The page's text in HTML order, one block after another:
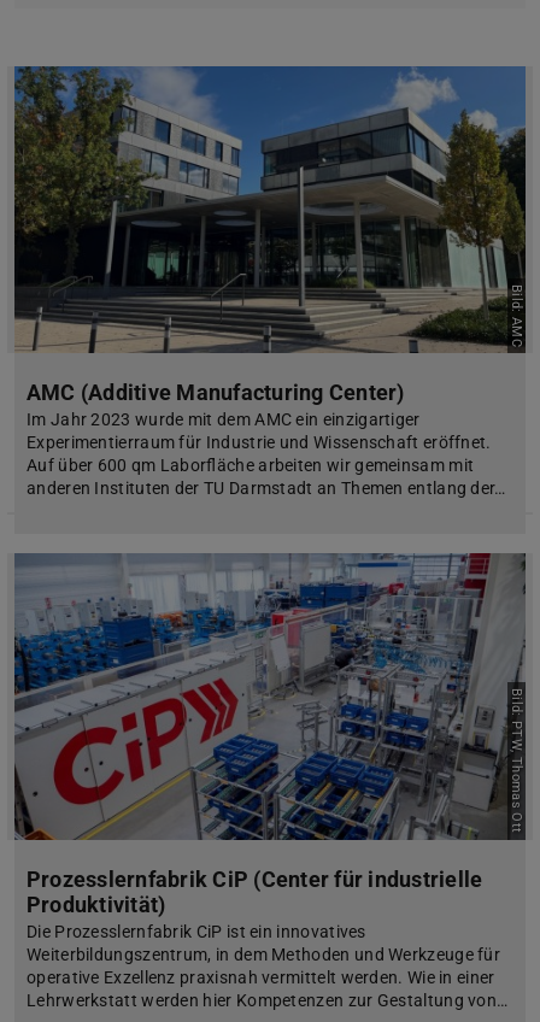
Bild: AMC
AMC (Additive Manufacturing Center)
Im Jahr 2023 wurde mit dem AMC ein einzigartiger
Experimentierraum für Industrie und Wissenschaft eröffnet.
Auf über 600 qm Laborfläche arbeiten wir gemeinsam mit
anderen Instituten der TU Darmstadt an Themen entlang der…
Bild: PTW, Thomas Ott
Prozesslernfabrik CiP (Center für industrielle
Produktivität)
Die Prozesslernfabrik CiP ist ein innovatives
Weiterbildungszentrum, in dem Methoden und Werkzeuge für
operative Exzellenz praxisnah vermittelt werden. Wie in einer
Lehrwerkstatt werden hier Kompetenzen zur Gestaltung von…